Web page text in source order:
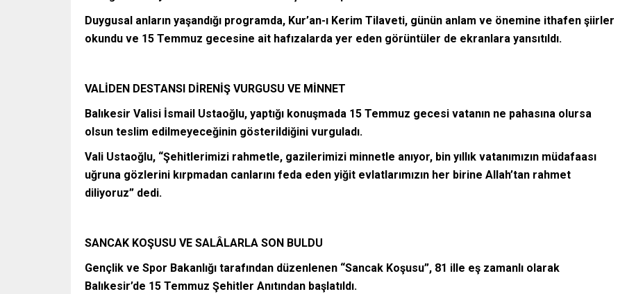
Duygusal anların yaşandığı programda, Kur’an-ı Kerim Tilaveti, günün anlam ve önemine ithafen şiirler
okundu ve 15 Temmuz gecesine ait hafızalarda yer eden görüntüler de ekranlara yansıtıldı.
VALİDEN DESTANSI DİRENİŞ VURGUSU VE MİNNET
Balıkesir Valisi İsmail Ustaoğlu, yaptığı konuşmada 15 Temmuz gecesi vatanın ne pahasına olursa
olsun teslim edilmeyeceğinin gösterildiğini vurguladı.
Vali Ustaoğlu, “Şehitlerimizi rahmetle, gazilerimizi minnetle anıyor, bin yıllık vatanımızın müdafaası
uğruna gözlerini kırpmadan canlarını feda eden yiğit evlatlarımızın her birine Allah’tan rahmet
diliyoruz” dedi.
SANCAK KOŞUSU VE SALÂLARLA SON BULDU
Gençlik ve Spor Bakanlığı tarafından düzenlenen “Sancak Koşusu”, 81 ille eş zamanlı olarak
Balıkesir’de 15 Temmuz Şehitler Anıtından başlatıldı.